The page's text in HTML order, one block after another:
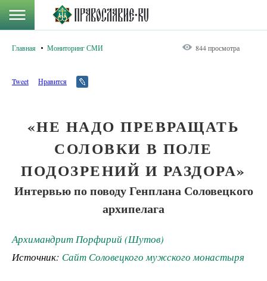
Главная Мониторинг СМИ 844 просмотра
Tweet Нравится
«НЕ НАДО ПРЕВРАЩАТЬ
СОЛОВКИ В ПОЛЕ
ПОДОЗРЕНИЙ И РАЗДОРА»
Интервью по поводу Генплана Соловецкого
архипелага
Архимандрит Порфирий (Шутов)
Источник: Сайт Соловецкого мужского монастыря